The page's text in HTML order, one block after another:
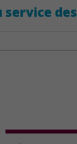
service